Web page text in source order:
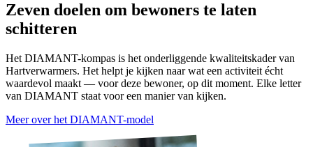
Zeven doelen om bewoners te laten
schitteren
Het DIAMANT-kompas is het onderliggende kwaliteitskader van
Hartverwarmers. Het helpt je kijken naar wat een activiteit écht
waardevol maakt — voor deze bewoner, op dit moment. Elke letter
van DIAMANT staat voor een manier van kijken.
Meer over het DIAMANT-model